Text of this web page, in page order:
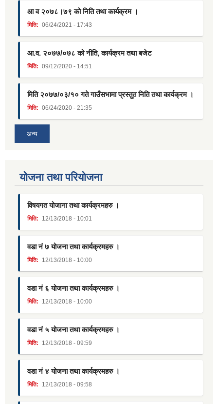
आ व २०७८।७९ को निति तथा कार्यक्रम ।
मिति: 06/24/2021 - 17:43
आ.व. २०७७/०७८ को नीति, कार्यक्रम तथा बजेट
मिति: 09/12/2020 - 14:51
मिति २०७७/०३/१० गते गाउँसभामा प्रस्तुत निति तथा कार्यक्रम ।
मिति: 06/24/2020 - 21:35
अन्य
याेजना तथा परियाेजना
विषयगत योजाना तथा कार्यक्रमहरु ।
मिति: 12/13/2018 - 10:01
वडा नं ७ योजना तथा कार्यक्रमहरु ।
मिति: 12/13/2018 - 10:00
वडा नं ६ योजना तथा कार्यक्रमहरु ।
मिति: 12/13/2018 - 10:00
वडा नं ५ योजना तथा कार्यक्रमहरु ।
मिति: 12/13/2018 - 09:59
वडा नं ४ योजना तथा कार्यक्रमहरु ।
मिति: 12/13/2018 - 09:58